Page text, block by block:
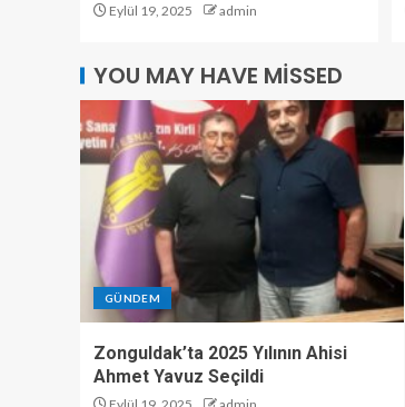
Eylül 19, 2025 admin
YOU MAY HAVE MISSED
GÜNDEM
Zonguldak’ta 2025 Yılının Ahisi
Ahmet Yavuz Seçildi